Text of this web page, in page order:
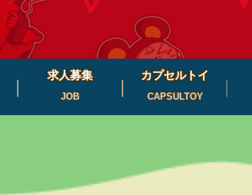
求人募集
JOB
カプセルトイ
CAPSULTOY